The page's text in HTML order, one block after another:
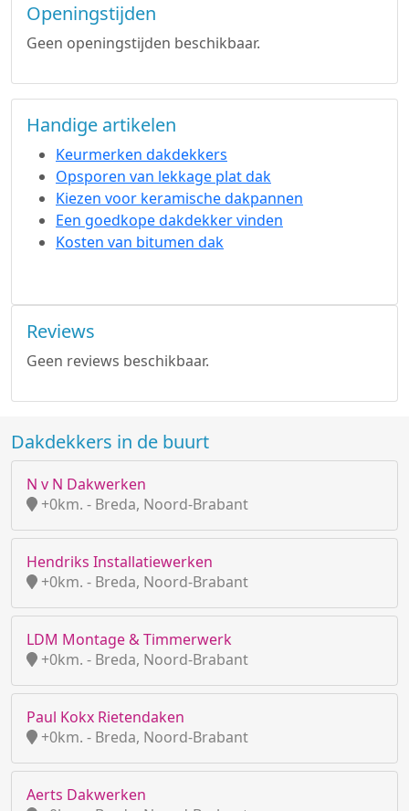
Openingstijden
Geen openingstijden beschikbaar.
Handige artikelen
Keurmerken dakdekkers
Opsporen van lekkage plat dak
Kiezen voor keramische dakpannen
Een goedkope dakdekker vinden
Kosten van bitumen dak
Reviews
Geen reviews beschikbaar.
Dakdekkers in de buurt
N v N Dakwerken
+0km. - Breda, Noord-Brabant
Hendriks Installatiewerken
+0km. - Breda, Noord-Brabant
LDM Montage & Timmerwerk
+0km. - Breda, Noord-Brabant
Paul Kokx Rietendaken
+0km. - Breda, Noord-Brabant
Aerts Dakwerken